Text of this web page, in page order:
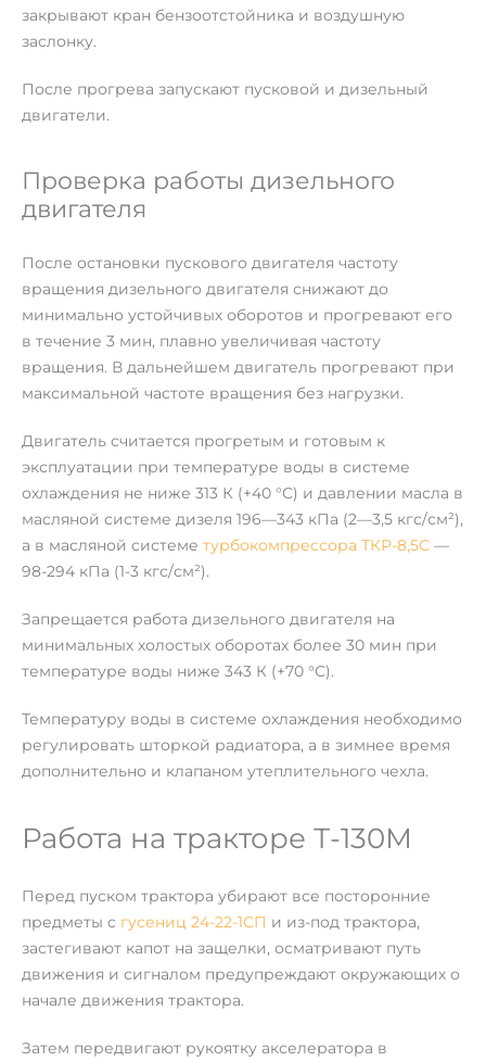
закрывают кран бензоотстойника и воздушную
заслонку.
После прогрева запускают пусковой и дизельный
двигатели.
Проверка работы дизельного
двигателя
После остановки пускового двигателя частоту
вращения дизельного двигателя снижают до
минимально устойчивых оборотов и прогревают его
в течение 3 мин, плавно увеличивая частоту
вращения. В дальнейшем двигатель прогревают при
максимальной частоте вращения без нагрузки.
Двигатель считается прогретым и готовым к
эксплуатации при температуре воды в системе
охлаждения не ниже 313 К (+40 °С) и давлении масла в
масляной системе дизеля 196—343 кПа (2—3,5 кгс/см²),
а в масляной системе турбокомпрессора ТКР-8,5С —
98-294 кПа (1-3 кгс/см²).
Запрещается работа дизельного двигателя на
минимальных холостых оборотах более 30 мин при
температуре воды ниже 343 К (+70 °С).
Температуру воды в системе охлаждения необходимо
регулировать шторкой радиатора, а в зимнее время
дополнительно и клапаном утеплительного чехла.
Работа на тракторе Т-130М
Перед пуском трактора убирают все посторонние
предметы с гусениц 24-22-1СП и из-под трактора,
застегивают капот на защелки, осматривают путь
движения и сигналом предупреждают окружающих о
начале движения трактора.
Затем передвигают рукоятку акселератора в